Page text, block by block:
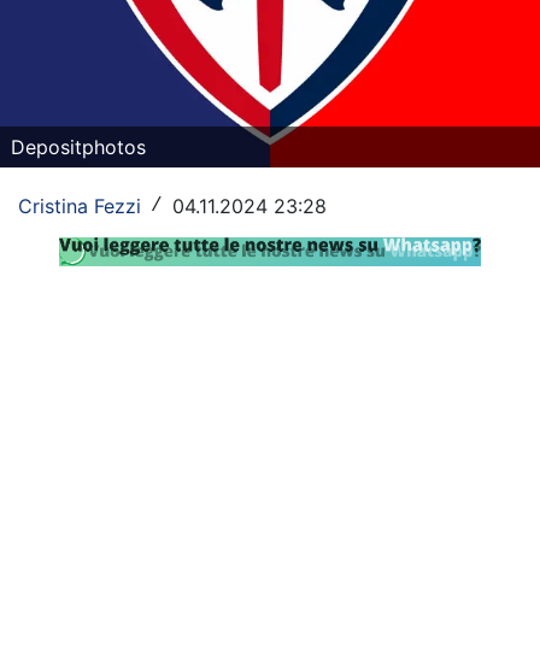
Depositphotos
Cristina Fezzi / 04.11.2024 23:28